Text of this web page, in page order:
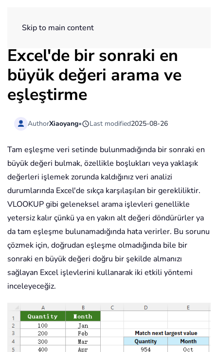
Skip to main content
Excel'de bir sonraki en
büyük değeri arama ve
eşleştirme
AuthorXiaoyang• Last modified2025-08-26
Tam eşleşme veri setinde bulunmadığında bir sonraki en
büyük değeri bulmak, özellikle boşlukları veya yaklaşık
değerleri işlemek zorunda kaldığınız veri analizi
durumlarında Excel'de sıkça karşılaşılan bir gerekliliktir.
VLOOKUP gibi geleneksel arama işlevleri genellikle
yetersiz kalır çünkü ya en yakın alt değeri döndürürler ya
da tam eşleşme bulunamadığında hata verirler. Bu sorunu
çözmek için, doğrudan eşleşme olmadığında bile bir
sonraki en büyük değeri doğru bir şekilde almanızı
sağlayan Excel işlevlerini kullanarak iki etkili yöntemi
inceleyeceğiz.